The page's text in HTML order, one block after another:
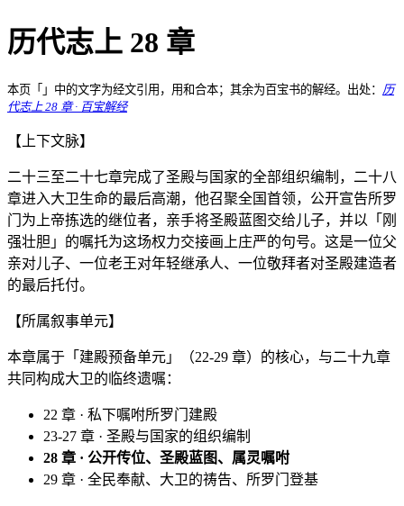
历代志上 28 章
本页「」中的文字为经文引用，用和合本；其余为百宝书的解经。出处： 历
代志上 28 章 · 百宝解经
【上下文脉】
二十三至二十七章完成了圣殿与国家的全部组织编制，二十八
章进入大卫生命的最后高潮，他召聚全国首领，公开宣告所罗
门为上帝拣选的继位者，亲手将圣殿蓝图交给儿子，并以「刚
强壮胆」的嘱托为这场权力交接画上庄严的句号。这是一位父
亲对儿子、一位老王对年轻继承人、一位敬拜者对圣殿建造者
的最后托付。
【所属叙事单元】
本章属于「建殿预备单元」（22-29 章）的核心，与二十九章
共同构成大卫的临终遗嘱：
22 章 · 私下嘱咐所罗门建殿
23-27 章 · 圣殿与国家的组织编制
28 章 · 公开传位、圣殿蓝图、属灵嘱咐
29 章 · 全民奉献、大卫的祷告、所罗门登基